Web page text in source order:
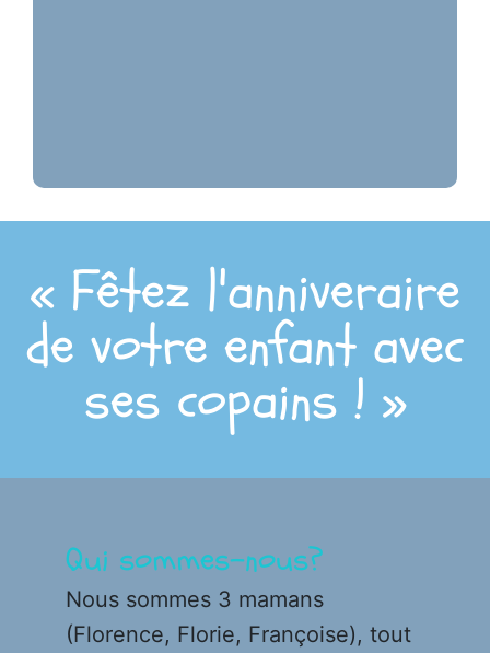
« Fêtez l'anniveraire
de votre enfant avec
ses copains ! »
Qui sommes-nous?
Nous sommes 3 mamans
(Florence, Florie, Françoise), tout